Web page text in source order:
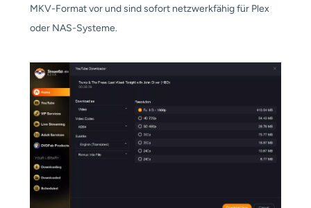
MKV-Format vor und sind sofort netzwerkfähig für Plex
oder NAS-Systeme.